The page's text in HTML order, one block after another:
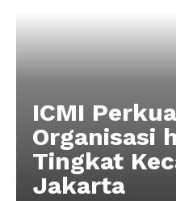
ICMI
Organisasi
Tingkat
Jakarta